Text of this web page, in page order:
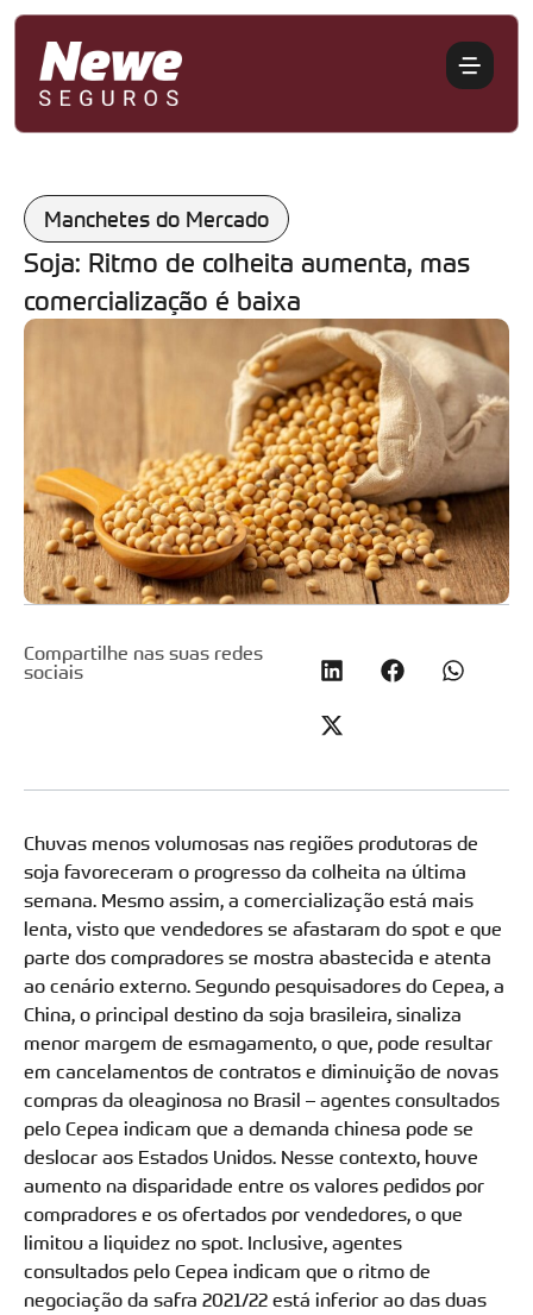
Manchetes do Mercado
Soja: Ritmo de colheita aumenta, mas
comercialização é baixa
Compartilhe nas suas redes
sociais
Chuvas menos volumosas nas regiões produtoras de
soja favoreceram o progresso da colheita na última
semana. Mesmo assim, a comercialização está mais
lenta, visto que vendedores se afastaram do spot e que
parte dos compradores se mostra abastecida e atenta
ao cenário externo. Segundo pesquisadores do Cepea, a
China, o principal destino da soja brasileira, sinaliza
menor margem de esmagamento, o que, pode resultar
em cancelamentos de contratos e diminuição de novas
compras da oleaginosa no Brasil – agentes consultados
pelo Cepea indicam que a demanda chinesa pode se
deslocar aos Estados Unidos. Nesse contexto, houve
aumento na disparidade entre os valores pedidos por
compradores e os ofertados por vendedores, o que
limitou a liquidez no spot. Inclusive, agentes
consultados pelo Cepea indicam que o ritmo de
negociação da safra 2021/22 está inferior ao das duas